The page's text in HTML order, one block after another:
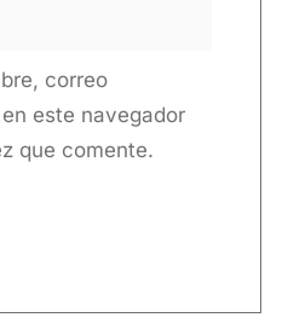
correo
este navegador
que comente.